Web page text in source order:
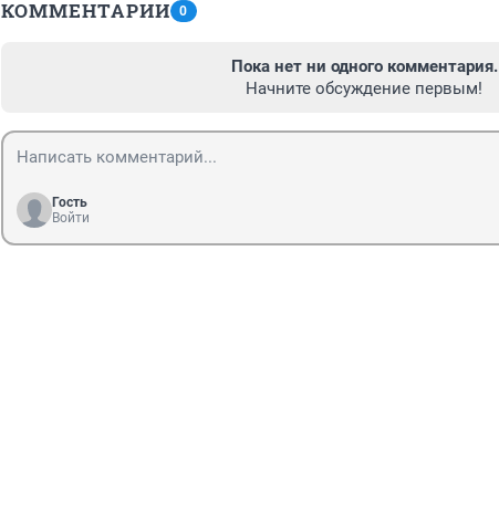
КОММЕНТАРИИ 0
Пока нет ни одного комментария.
Начните обсуждение первым!
Гость
Войти